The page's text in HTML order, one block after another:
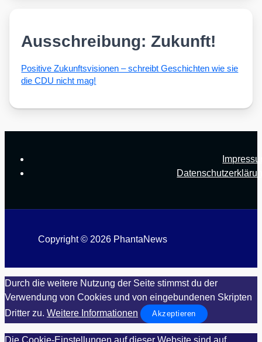
Ausschreibung: Zukunft!
Posi­ti­ve Zukunfts­vi­sio­nen – schreibt Geschich­ten wie sie
die CDU nicht mag!
Copyright © 2026 PhantaNews
Durch die weitere Nutzung der Seite stimmst du der
Verwendung von Cookies und von eingebundenen Skripten
Dritter zu. Weitere Informationen Akzeptieren